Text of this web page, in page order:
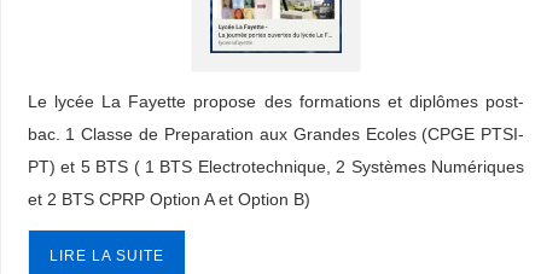
Le lycée La Fayette propose des formations et diplômes post-
bac. 1 Classe de Preparation aux Grandes Ecoles (CPGE PTSI-
PT) et 5 BTS ( 1 BTS Electrotechnique, 2 Systèmes Numériques
et 2 BTS CPRP Option A et Option B)
LIRE LA SUITE